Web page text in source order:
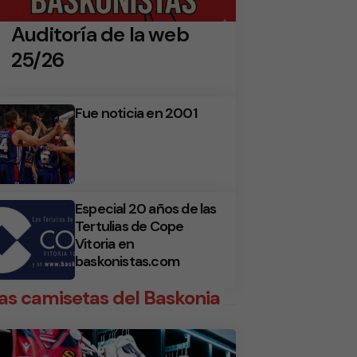
Auditoría de la web
25/26
Fue noticia en 2001
Especial 20 años de las
Tertulias de Cope
Vitoria en
baskonistas.com
camisetas del Baskonia